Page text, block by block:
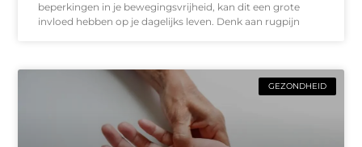
beperkingen in je bewegingsvrijheid, kan dit een grote
invloed hebben op je dagelijks leven. Denk aan rugpijn
GEZONDHEID